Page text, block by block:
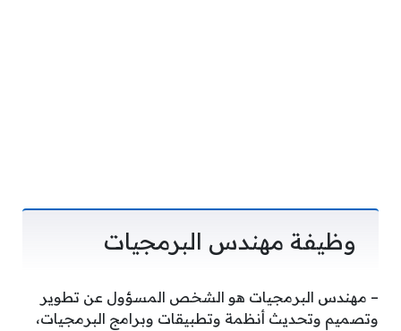
وظيفة مهندس البرمجيات
– مهندس البرمجيات هو الشخص المسؤول عن تطوير
وتصميم وتحديث أنظمة وتطبيقات وبرامج البرمجيات،